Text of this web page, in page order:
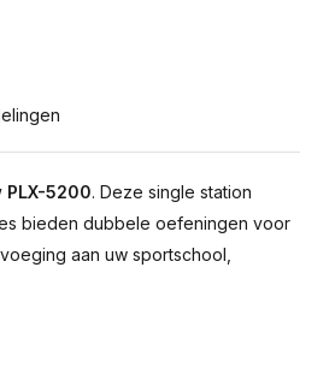
PLX-5200. Deze single station
bieden dubbele oefeningen voor
aan uw sportschool,